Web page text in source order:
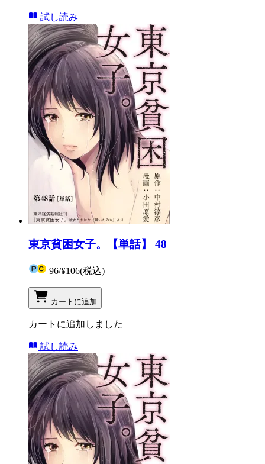
試し読み
東京貧困女子。【単話】 48
96/¥106(税込)
カートに追加
カートに追加しました
試し読み